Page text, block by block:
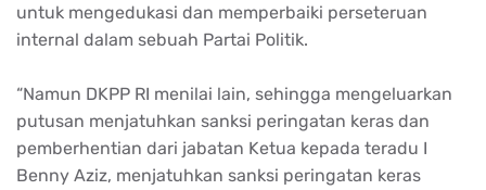
untuk mengedukasi dan memperbaiki perseteruan
internal dalam sebuah Partai Politik.
“Namun DKPP RI menilai lain, sehingga mengeluarkan
putusan menjatuhkan sanksi peringatan keras dan
pemberhentian dari jabatan Ketua kepada teradu I
Benny Aziz, menjatuhkan sanksi peringatan keras